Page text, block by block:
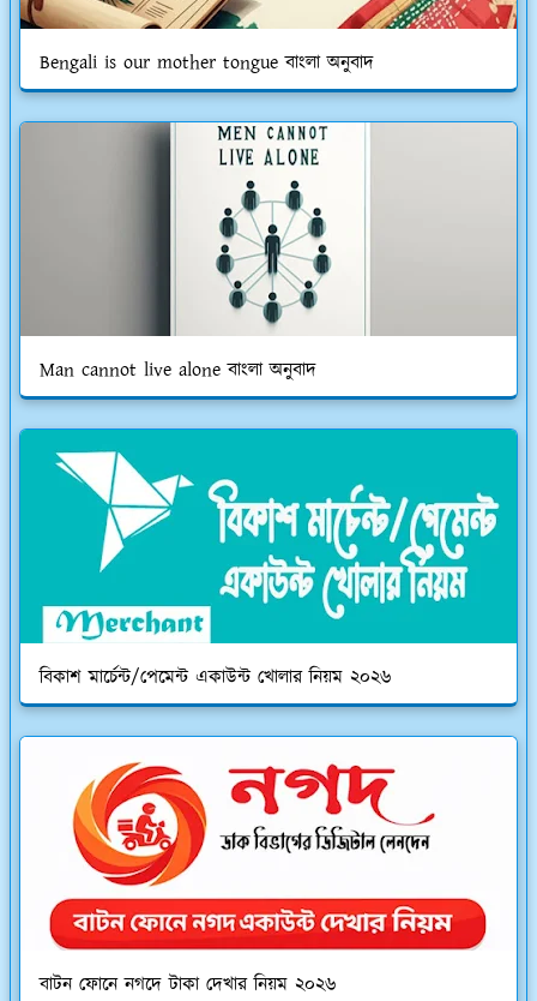
Bengali is our mother tongue বাংলা অনুবাদ
Man cannot live alone বাংলা অনুবাদ
বিকাশ মার্চেন্ট/পেমেন্ট একাউন্ট খোলার নিয়ম ২০২৬
বাটন ফোনে নগদে টাকা দেখার নিয়ম ২০২৬